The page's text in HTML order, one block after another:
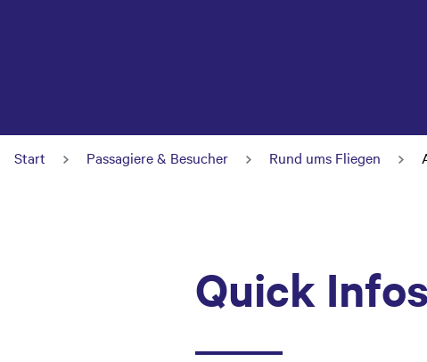
Start Passagiere & Besucher Rund ums Fliegen
Quick